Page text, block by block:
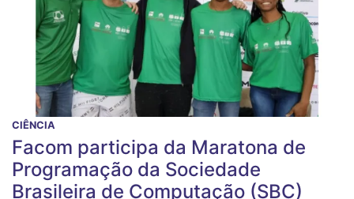
CIÊNCIA
Facom participa da Maratona de
Programação da Sociedade
Brasileira de Computação (SBC)